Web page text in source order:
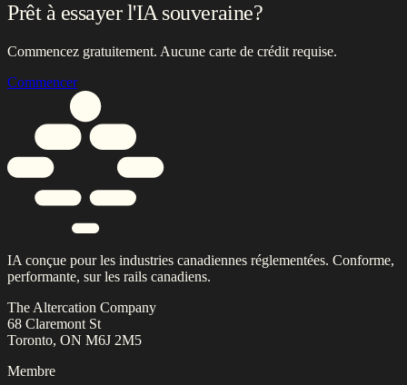
Prêt à essayer l'IA souveraine?
Commencez gratuitement. Aucune carte de crédit requise.
Commencer
IA conçue pour les industries canadiennes réglementées. Conforme,
performante, sur les rails canadiens.
The Altercation Company
68 Claremont St
Toronto, ON M6J 2M5
Membre